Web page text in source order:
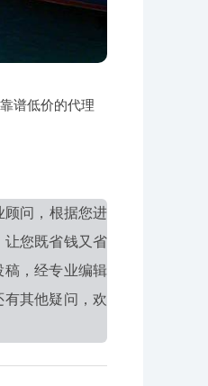
谱低价的代理
顾问，根据您进
让您既省钱又省
稿，经专业编辑
其他疑问，欢